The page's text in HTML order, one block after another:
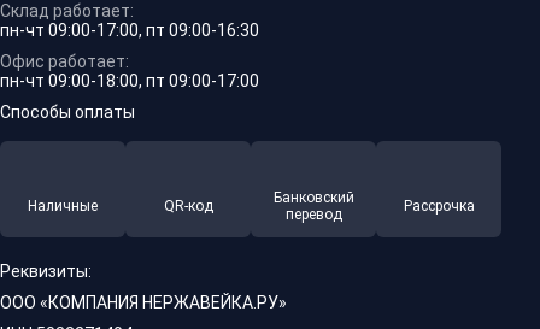
Склад работает:
пн-чт 09:00-17:00, пт 09:00-16:30
Офис работает:
пн-чт 09:00-18:00, пт 09:00-17:00
Способы оплаты
Наличные QR-код
Банковский
перевод
Рассрочка
Реквизиты:
ООО «КОМПАНИЯ НЕРЖАВЕЙКА.РУ»